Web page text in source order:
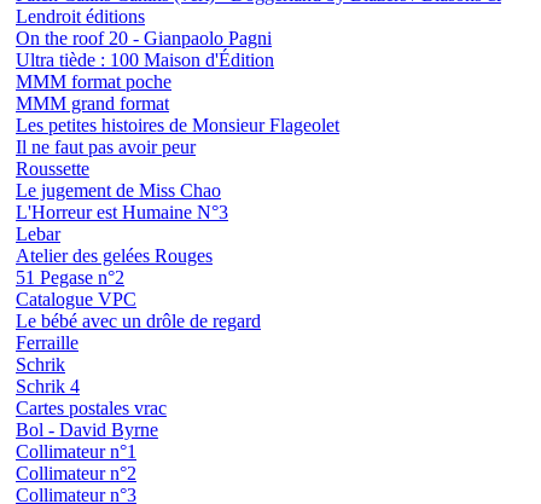
Lendroit éditions
On the roof 20 - Gianpaolo Pagni
Ultra tiède : 100 Maison d'Édition
MMM format poche
MMM grand format
Les petites histoires de Monsieur Flageolet
Il ne faut pas avoir peur
Roussette
Le jugement de Miss Chao
L'Horreur est Humaine N°3
Lebar
Atelier des gelées Rouges
51 Pegase n°2
Catalogue VPC
Le bébé avec un drôle de regard
Ferraille
Schrik
Schrik 4
Cartes postales vrac
Bol - David Byrne
Collimateur n°1
Collimateur n°2
Collimateur n°3